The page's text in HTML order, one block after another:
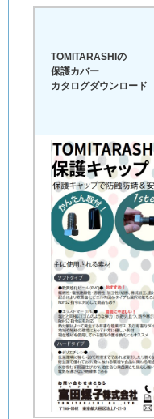
TOMITARASHIの
保護カバー
カタログダウンロード